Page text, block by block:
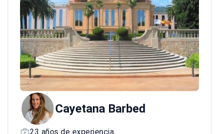
el doctor ha escrito más de 120 artículos y 4
libros, y se desempeña como Profesor de
Cirugía Oral y Maxilofacial en UIC Barcelona.
<\/p>
Cayetana Barbed
23 años de experiencia